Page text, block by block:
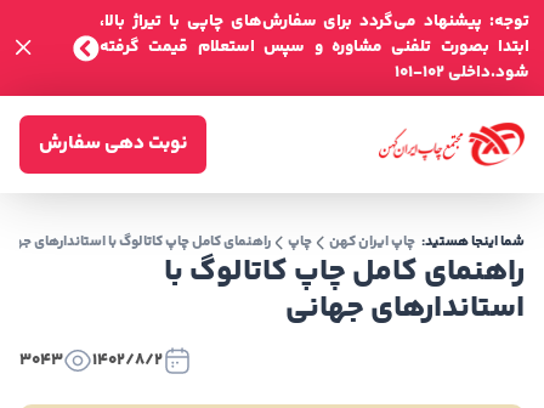
توجه: پیشنهاد می‌گردد برای سفارش‌های چاپی با تیراژ بالا،
ابتدا بصورت تلفنی مشاوره و سپس استعلام قیمت گرفته
شود.داخلی 102-101
نوبت دهی سفارش
راهنمای کامل چاپ کاتالوگ با
استاندارهای جهانی
شما اینجا هستید: چاپ ایران کهن چاپ راهنمای کامل چاپ کاتالوگ با استاندارهای
1402/8/2
3043